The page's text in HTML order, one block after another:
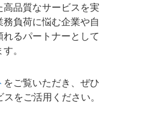
品質なサービスを実
負荷に悩む企業や自
るパートナーとして
。
をご覧いただき、ぜひ
をご活用ください。